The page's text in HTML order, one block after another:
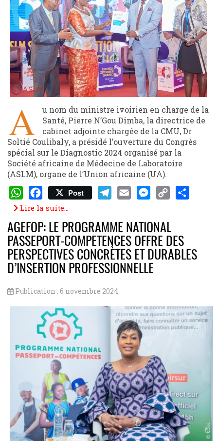
A
u nom du ministre ivoirien en charge de la
Santé, Pierre N’Gou Dimba, la directrice de
cabinet adjointe chargée de la CMU, Dr
Soltié Coulibaly, a présidé l’ouverture du Congrès
spécial sur le Diagnostic 2024 organisé par la
Société africaine de Médecine de Laboratoire
(ASLM), organe de l’Union africaine (UA).
WhatsApp
Facebook
Post
Link
Lire la suite...
AGEFOP: LE PROGRAMME NATIONAL
PASSEPORT-COMPETENCES OFFRE DES
PERSPECTIVES CONCRÈTES ET DURABLES
D’INSERTION PROFESSIONNELLE
Publication : 6 novembre 2024